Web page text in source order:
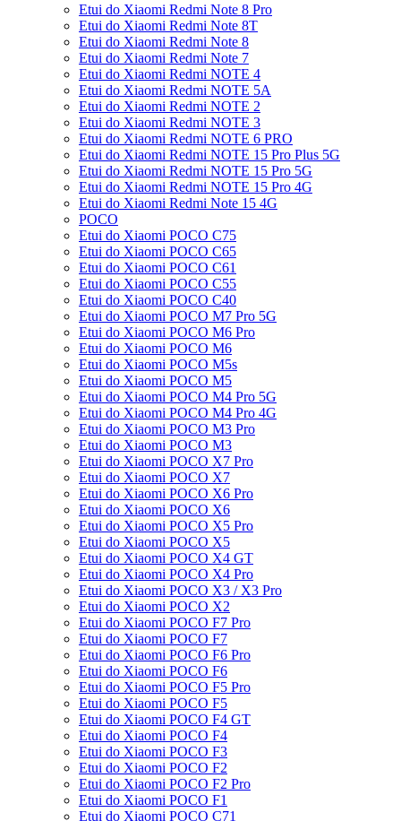
Etui do Xiaomi Redmi Note 8 Pro
Etui do Xiaomi Redmi Note 8T
Etui do Xiaomi Redmi Note 8
Etui do Xiaomi Redmi Note 7
Etui do Xiaomi Redmi NOTE 4
Etui do Xiaomi Redmi NOTE 5A
Etui do Xiaomi Redmi NOTE 2
Etui do Xiaomi Redmi NOTE 3
Etui do Xiaomi Redmi NOTE 6 PRO
Etui do Xiaomi Redmi NOTE 15 Pro Plus 5G
Etui do Xiaomi Redmi NOTE 15 Pro 5G
Etui do Xiaomi Redmi NOTE 15 Pro 4G
Etui do Xiaomi Redmi Note 15 4G
POCO
Etui do Xiaomi POCO C75
Etui do Xiaomi POCO C65
Etui do Xiaomi POCO C61
Etui do Xiaomi POCO C55
Etui do Xiaomi POCO C40
Etui do Xiaomi POCO M7 Pro 5G
Etui do Xiaomi POCO M6 Pro
Etui do Xiaomi POCO M6
Etui do Xiaomi POCO M5s
Etui do Xiaomi POCO M5
Etui do Xiaomi POCO M4 Pro 5G
Etui do Xiaomi POCO M4 Pro 4G
Etui do Xiaomi POCO M3 Pro
Etui do Xiaomi POCO M3
Etui do Xiaomi POCO X7 Pro
Etui do Xiaomi POCO X7
Etui do Xiaomi POCO X6 Pro
Etui do Xiaomi POCO X6
Etui do Xiaomi POCO X5 Pro
Etui do Xiaomi POCO X5
Etui do Xiaomi POCO X4 GT
Etui do Xiaomi POCO X4 Pro
Etui do Xiaomi POCO X3 / X3 Pro
Etui do Xiaomi POCO X2
Etui do Xiaomi POCO F7 Pro
Etui do Xiaomi POCO F7
Etui do Xiaomi POCO F6 Pro
Etui do Xiaomi POCO F6
Etui do Xiaomi POCO F5 Pro
Etui do Xiaomi POCO F5
Etui do Xiaomi POCO F4 GT
Etui do Xiaomi POCO F4
Etui do Xiaomi POCO F3
Etui do Xiaomi POCO F2
Etui do Xiaomi POCO F2 Pro
Etui do Xiaomi POCO F1
Etui do Xiaomi POCO C71